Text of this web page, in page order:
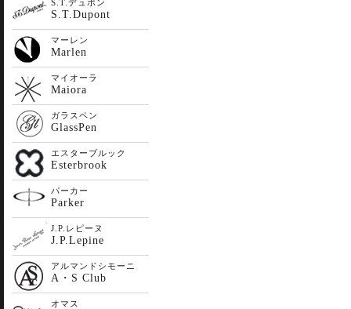
S.T.デュポン
S.T.Dupont
マーレン
Marlen
マイオーラ
Maiora
ガラスペン
GlassPen
エスターブルック
Esterbrook
パーカー
Parker
J.P.レピーヌ
J.P.Lepine
アルマンドシモーニ
A・S Club
オマス